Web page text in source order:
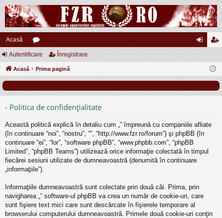
Acasă
or
u eg
Autentificare Înregistrare
Acasă Prima pagină
- Politica de confidenţialitate
Această politică explică în detaliu cum „” împreună cu companiile afliate
(în continuare “noi”, “nostru”, “”, “http://www.fzr.ro/forum”) şi phpBB (în
continuare “ei”, “lor”, “software phpBB”, “www.phpbb.com”, “phpBB
Limited”, “phpBB Teams”) utilizează orice informaţie colectată în timpul
fiecărei sesiuni utilizate de dumneavoastră (denumită în continuare
„informaţiile”).
Informaţiile dumneavoastră sunt colectate prin două căi. Prima, prin
navigharea „” software-ul phpBB va crea un număr de cookie-uri, care
sunt fişiere text mici care sunt descărcate în fişierele temporare al
browserului computerului dumneavoastră. Primele două cookie-uri conţin